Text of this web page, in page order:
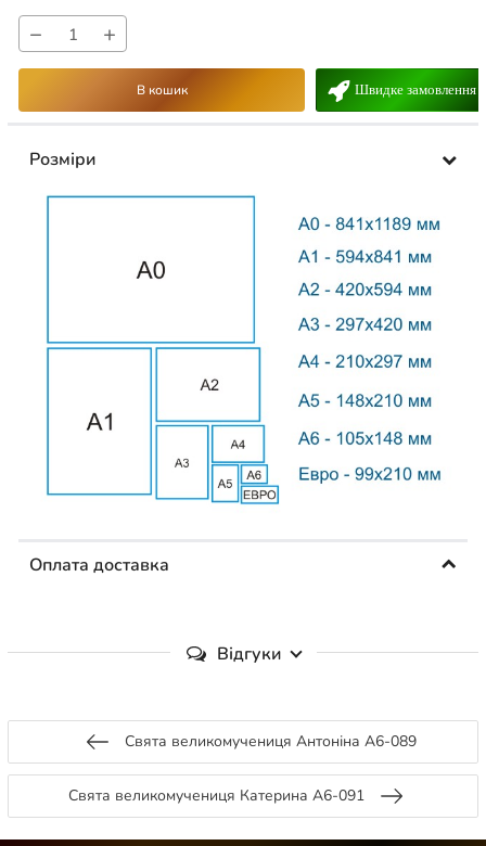
− +
В кошик Швидке замовлення
Розміри
Оплата доставка
Відгуки
Свята великомучениця Антоніна А6-089
Свята великомучениця Катерина А6-091